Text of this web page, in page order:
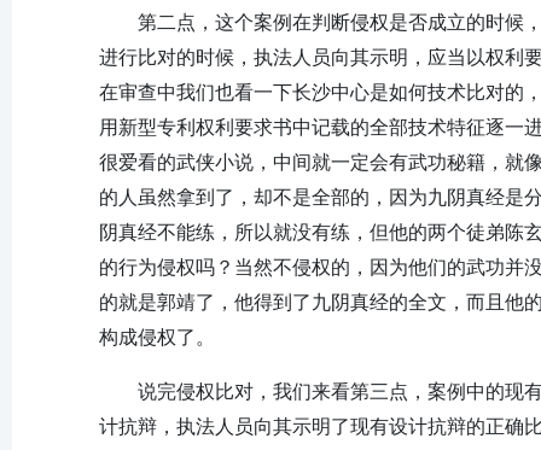
第二点，这个案例在判断侵权是否成立的时候
进行比对的时候，执法人员向其示明，应当以权利
在审查中我们也看一下长沙中心是如何技术比对的
用新型专利权利要求书中记载的全部技术特征逐一
很爱看的武侠小说，中间就一定会有武功秘籍，就
的人虽然拿到了，却不是全部的，因为九阴真经是
阴真经不能练，所以就没有练，但他的两个徒弟陈
的行为侵权吗？当然不侵权的，因为他们的武功并
的就是郭靖了，他得到了九阴真经的全文，而且他
构成侵权了。
说完侵权比对，我们来看第三点，案例中的现
计抗辩，执法人员向其示明了现有设计抗辩的正确